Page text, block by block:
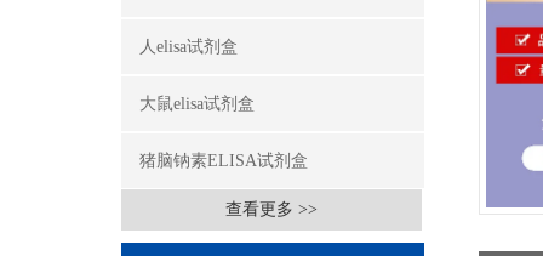
人elisa试剂盒
大鼠elisa试剂盒
猪脑钠素ELISA试剂盒
查看更多 >>